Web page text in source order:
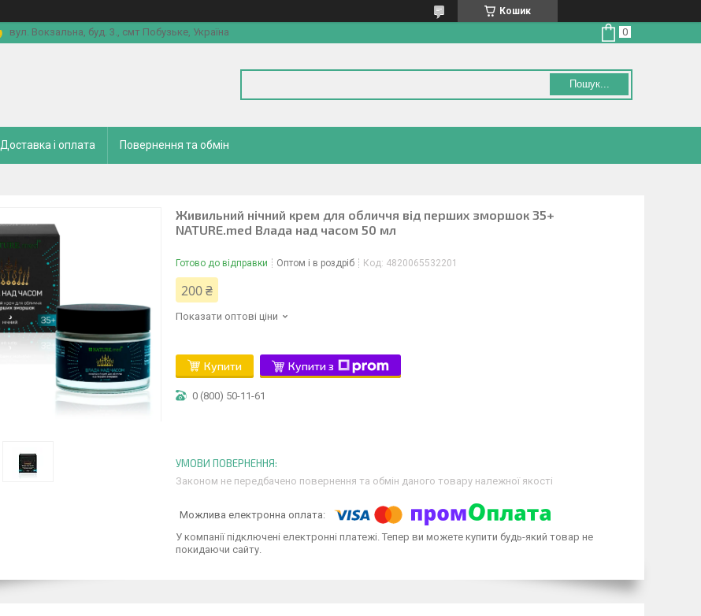
Кошик
вул. Вокзальна, буд. 3., смт Побузьке, Україна
Пошук...
Доставка і оплата Повернення та обмін
Живильний нічний крем для обличчя від перших зморшок 35+
NATURE.med Влада над часом 50 мл
Готово до відправки Оптом і в роздріб Код: 4820065532201
200 ₴
Показати оптові ціни
Купити Купити з
0 (800) 50-11-61
Законом не передбачено повернення та обмін даного товару належної якості
У компанії підключені електронні платежі. Тепер ви можете купити будь-який товар не
покидаючи сайту.